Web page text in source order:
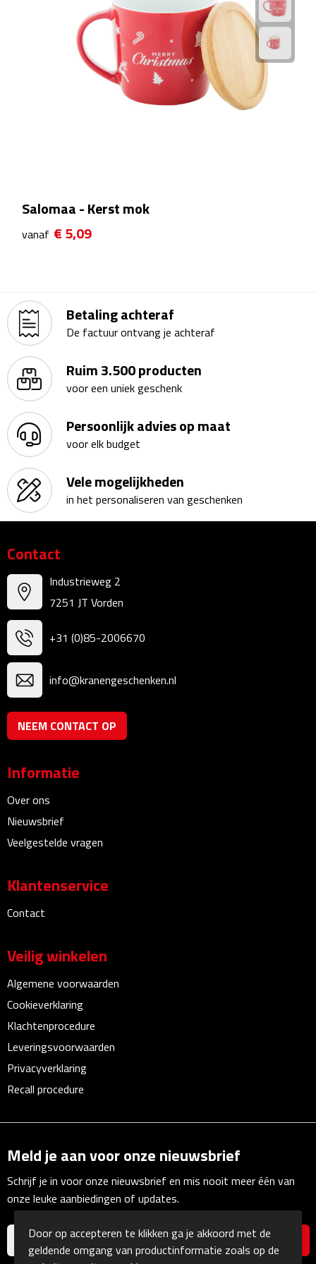
Beurs & Evenementen
Visitekaartjes
Bureau Toebehoren
Bureauklokken
Bureaulampen
Bureau onderleggers
Bureau organizers
Bureausets
Bureau ventilatoren
Briefopeners
Gummen
Linialen
Magneten
Muismatten
Pennenhouders
Puntenslijpers
Rekenmachines
Document- & Schrijfmappen
Documentmappen
Multifunctionele documentmappen
Schrijfmappen
Multifunctionele schrijfmappen
Notitieboeken en Schriften
Memoboekjes
Memo sets
Unieke memo's
Salomaa - Kerst mok
vanaf € 5,09
Betaling achteraf
De factuur ontvang je achteraf
Ruim 3.500 producten
voor een uniek geschenk
Persoonlijk advies op maat
voor elk budget
Vele mogelijkheden
in het personaliseren van geschenken
Contact
Industrieweg 2
7251 JT Vorden
+31 (0)85-2006670
info@kranengeschenken.nl
NEEM CONTACT OP
Informatie
Over ons
Nieuwsbrief
Veelgestelde vragen
Klantenservice
Contact
Veilig winkelen
Algemene voorwaarden
Cookieverklaring
Klachtenprocedure
Leveringsvoorwaarden
Privacyverklaring
Recall procedure
Meld je aan voor onze nieuwsbrief
Schrijf je in voor onze nieuwsbrief en mis nooit meer één van
onze leuke aanbiedingen of updates.
Door op accepteren te klikken ga je akkoord met de
geldende omgang van productinformatie zoals op de